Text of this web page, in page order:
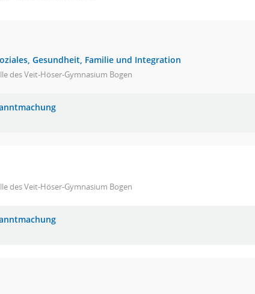
Gesundheit, Familie und Integration
des Veit-Höser-Gymnasium Bogen
des Veit-Höser-Gymnasium Bogen